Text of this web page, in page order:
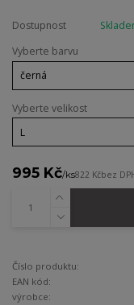
Dostupnost
Vyberte barvu
Vyberte velikost
995 Kč/ks822 Kčbez
Číslo produktu:
EAN kód:
výrobce: